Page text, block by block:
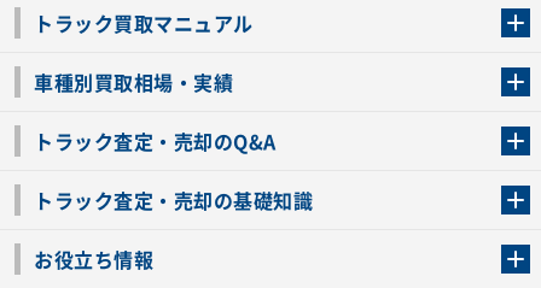
トラック買取マニュアル
車種別買取相場・実績
トラック査定・売却のQ&A
トラック査定・売却の基礎知識
お役立ち情報